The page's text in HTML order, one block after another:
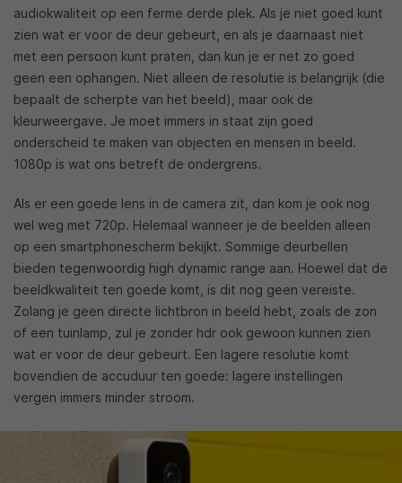
audiokwaliteit op een ferme derde plek. Als je niet goed kunt
zien wat er voor de deur gebeurt, en als je daarnaast niet
met een persoon kunt praten, dan kun je er net zo goed
geen een ophangen. Niet alleen de resolutie is belangrijk (die
bepaalt de scherpte van het beeld), maar ook de
kleurweergave. Je moet immers in staat zijn goed
onderscheid te maken van objecten en mensen in beeld.
1080p is wat ons betreft de ondergrens.
Als er een goede lens in de camera zit, dan kom je ook nog
wel weg met 720p. Helemaal wanneer je de beelden alleen
op een smartphonescherm bekijkt. Sommige deurbellen
bieden tegenwoordig high dynamic range aan. Hoewel dat de
beeldkwaliteit ten goede komt, is dit nog geen vereiste.
Zolang je geen directe lichtbron in beeld hebt, zoals de zon
of een tuinlamp, zul je zonder hdr ook gewoon kunnen zien
wat er voor de deur gebeurt. Een lagere resolutie komt
bovendien de accuduur ten goede: lagere instellingen
vergen immers minder stroom.